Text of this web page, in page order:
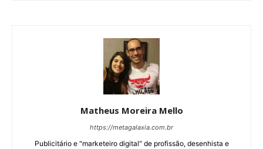
Matheus Moreira Mello
https://metagalaxia.com.br
Publicitário e "marketeiro digital" de profissão, desenhista e